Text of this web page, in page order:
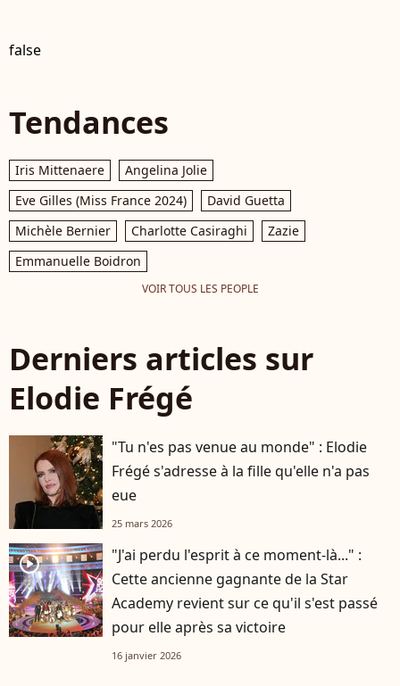
false
Tendances
Iris Mittenaere
Angelina Jolie
Eve Gilles (Miss France 2024)
David Guetta
Michèle Bernier
Charlotte Casiraghi
Zazie
Emmanuelle Boidron
VOIR TOUS LES PEOPLE
Derniers articles sur
Elodie Frégé
"Tu n'es pas venue au monde" : Elodie
Frégé s'adresse à la fille qu'elle n'a pas
eue
25 mars 2026
player2
"J'ai perdu l'esprit à ce moment-là..." :
Cette ancienne gagnante de la Star
Academy revient sur ce qu'il s'est passé
pour elle après sa victoire
16 janvier 2026